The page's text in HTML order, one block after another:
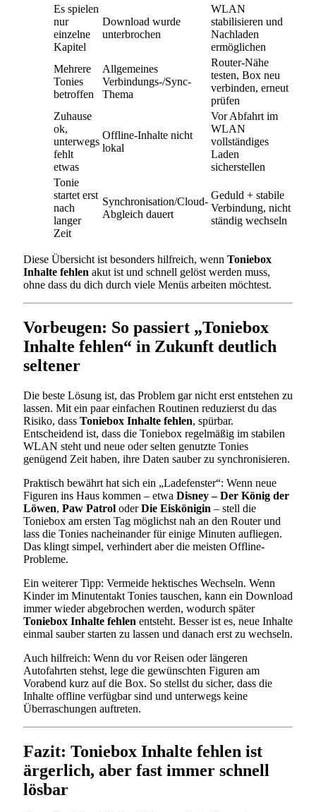
Es spielen
nur
einzelne
Kapitel
Download wurde
unterbrochen
WLAN
stabilisieren und
Nachladen
ermöglichen
Mehrere
Tonies
betroffen
Allgemeines
Verbindungs-/Sync-
Thema
Router-Nähe
testen, Box neu
verbinden, erneut
prüfen
Zuhause
ok,
unterwegs
fehlt
etwas
Offline-Inhalte nicht
lokal
Vor Abfahrt im
WLAN
vollständiges
Laden
sicherstellen
Tonie
startet erst
nach
langer
Zeit
Synchronisation/Cloud-
Abgleich dauert
Geduld + stabile
Verbindung, nicht
ständig wechseln
Diese Übersicht ist besonders hilfreich, wenn Toniebox
Inhalte fehlen akut ist und schnell gelöst werden muss,
ohne dass du dich durch viele Menüs arbeiten möchtest.
Vorbeugen: So passiert „Toniebox
Inhalte fehlen“ in Zukunft deutlich
seltener
Die beste Lösung ist, das Problem gar nicht erst entstehen zu
lassen. Mit ein paar einfachen Routinen reduzierst du das
Risiko, dass Toniebox Inhalte fehlen, spürbar.
Entscheidend ist, dass die Toniebox regelmäßig im stabilen
WLAN steht und neue oder selten genutzte Tonies
genügend Zeit haben, ihre Daten sauber zu synchronisieren.
Praktisch bewährt hat sich ein „Ladefenster“: Wenn neue
Figuren ins Haus kommen – etwa Disney – Der König der
Löwen, Paw Patrol oderDie Eiskönigin – stell die
Toniebox am ersten Tag möglichst nah an den Router und
lass die Tonies nacheinander für einige Minuten aufliegen.
Das klingt simpel, verhindert aber die meisten Offline-
Probleme.
Ein weiterer Tipp: Vermeide hektisches Wechseln. Wenn
Kinder im Minutentakt Tonies tauschen, kann ein Download
immer wieder abgebrochen werden, wodurch später
Toniebox Inhalte fehlen entsteht. Besser ist es, neue Inhalte
einmal sauber starten zu lassen und danach erst zu wechseln.
Auch hilfreich: Wenn du vor Reisen oder längeren
Autofahrten stehst, lege die gewünschten Figuren am
Vorabend kurz auf die Box. So stellst du sicher, dass die
Inhalte offline verfügbar sind und unterwegs keine
Überraschungen auftreten.
Fazit: Toniebox Inhalte fehlen ist
ärgerlich, aber fast immer schnell
lösbar